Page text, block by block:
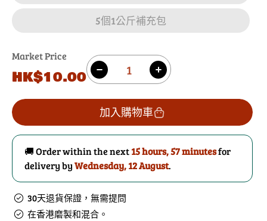
5個1公斤補充包
Market Price
原
價
HK$10.00
數
量 減
芭
蕉
粉
(Plantain
Banana
Flour)
的
數
增
芭
蕉
粉
(Plantain
Banana
Flour)
加入購物車
🚚 Order within the next15 hours, 57 minutesfor
delivery byWednesday, 12 August.
30天退貨保證，無需提問
在香港磨製和混合。